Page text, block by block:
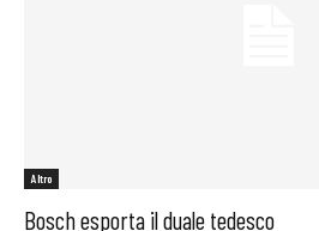
Altro
Bosch esporta il duale tedesco